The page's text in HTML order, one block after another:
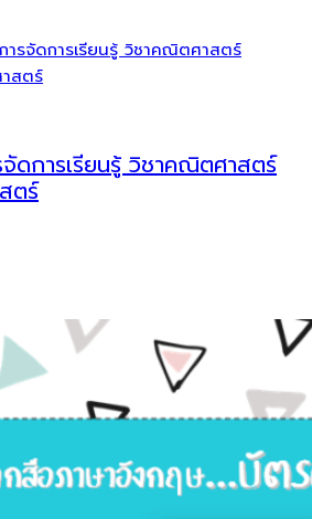
ดการเรียนรู้ วิชาคณิตศาสตร์
ตร์